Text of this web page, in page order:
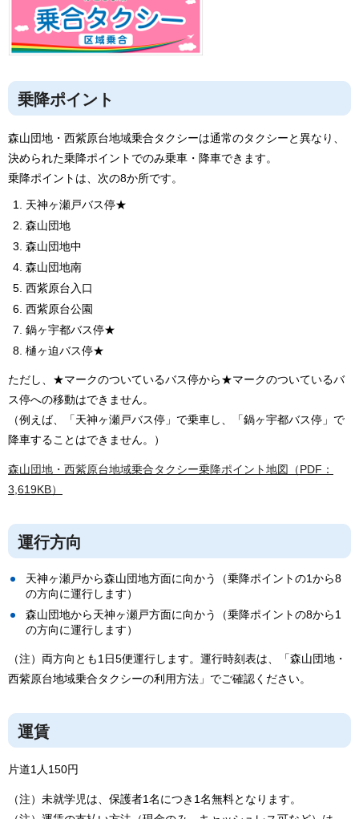
乗降ポイント
森山団地・西紫原台地域乗合タクシーは通常のタクシーと異なり、
決められた乗降ポイントでのみ乗車・降車できます。
乗降ポイントは、次の8か所です。
天神ヶ瀬戸バス停★
森山団地
森山団地中
森山団地南
西紫原台入口
西紫原台公園
鍋ヶ宇都バス停★
樋ヶ迫バス停★
ただし、★マークのついているバス停から★マークのついているバ
ス停への移動はできません。
（例えば、「天神ヶ瀬戸バス停」で乗車し、「鍋ヶ宇都バス停」で
降車することはできません。）
森山団地・西紫原台地域乗合タクシー乗降ポイント地図（PDF：
3,619KB）
運行方向
天神ヶ瀬戸から森山団地方面に向かう（乗降ポイントの1から8
の方向に運行します）
森山団地から天神ヶ瀬戸方面に向かう（乗降ポイントの8から1
の方向に運行します）
（注）両方向とも1日5便運行します。運行時刻表は、「森山団地・
西紫原台地域乗合タクシーの利用方法」でご確認ください。
運賃
片道1人150円
（注）未就学児は、保護者1名につき1名無料となります。